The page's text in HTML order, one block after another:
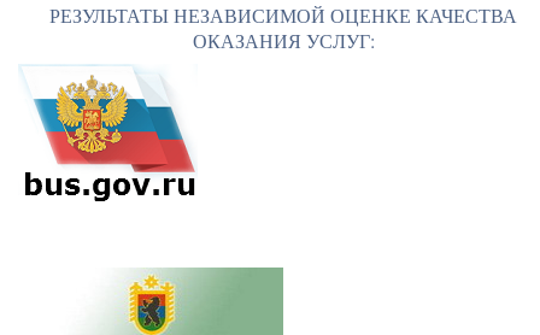
РЕЗУЛЬТАТЫ НЕЗАВИСИМОЙ ОЦЕНКЕ КАЧЕСТВА
ОКАЗАНИЯ УСЛУГ: